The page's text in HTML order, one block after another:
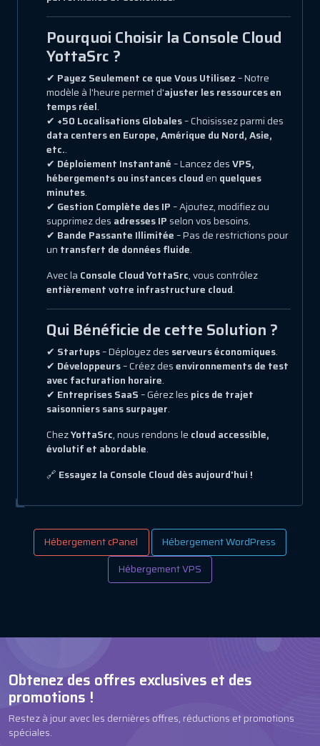
Pourquoi Choisir la Console Cloud
YottaSrc ?
✔ Payez Seulement ce que Vous Utilisez– Notre
modèle à l'heure permet d'ajuster les ressources en
temps réel.
✔ +50 Localisations Globales– Choisissez parmi des
data centers en Europe, Amérique du Nord, Asie,
etc..
✔ Déploiement Instantané– Lancez desVPS,
hébergements ou instances clouden quelques
minutes.
✔ Gestion Complète des IP– Ajoutez, modifiez ou
supprimez des adresses IP selon vos besoins.
✔ Bande Passante Illimitée– Pas de restrictions pour
un transfert de données fluide.
Avec la Console Cloud YottaSrc, vous contrôlez
entièrement votre infrastructure cloud.
Qui Bénéficie de cette Solution ?
✔ Startups– Déployez des serveurs économiques.
✔ Développeurs– Créez desenvironnements de test
avec facturation horaire.
✔ Entreprises SaaS– Gérez les pics de trajet
saisonniers sans surpayer.
ChezYottaSrc, nous rendons le cloud accessible,
évolutif et abordable.
🔗 Essayez la Console Cloud dès aujourd'hui !
Hébergement cPanel
Hébergement WordPress
Hébergement VPS
Obtenez des offres exclusives et des
promotions !
Restez à jour avec les dernières offres, réductions et promotions
spéciales.